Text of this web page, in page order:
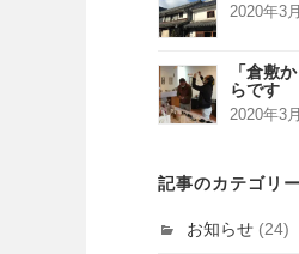
2020年3
「倉敷
らです
2020年3
記事のカテゴリー
お知らせ (24)